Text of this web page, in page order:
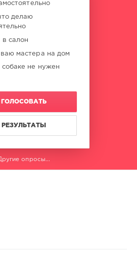
делаю
салон
мастера на дом
не нужен
ГОЛОСОВАТЬ
РЕЗУЛЬТАТЫ
опросы...